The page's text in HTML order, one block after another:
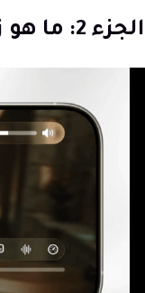
الجزء 2: ما هو زجاج آبل السائل في iOS 26؟